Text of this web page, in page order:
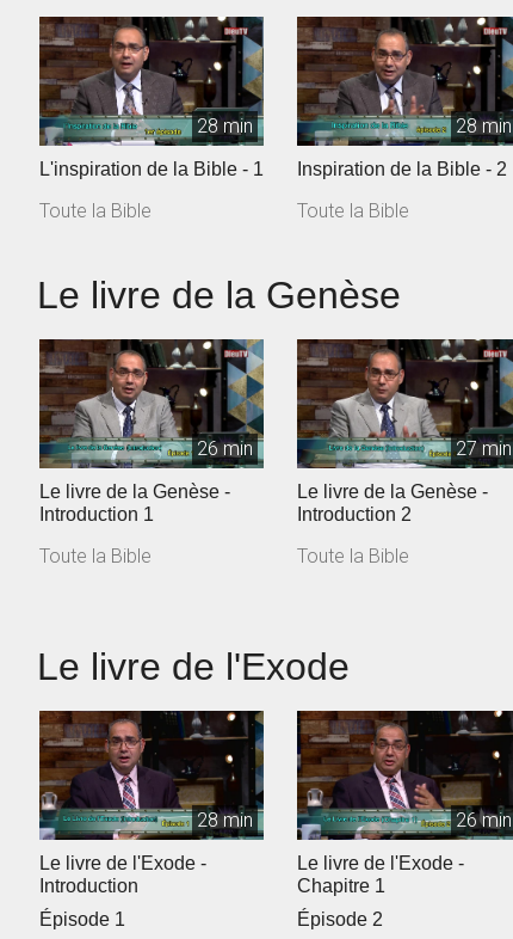
28 min
L'inspiration de la Bible - 1
Toute la Bible
28 min
Inspiration de la Bible - 2
Toute la Bible
Le livre de la Genèse
26 min
Le livre de la Genèse -
Introduction 1
Toute la Bible
27 min
Le livre de la Genèse -
Introduction 2
Toute la Bible
Le livre de l'Exode
28 min
Le livre de l'Exode -
Introduction
Épisode 1
26 min
Le livre de l'Exode -
Chapitre 1
Épisode 2